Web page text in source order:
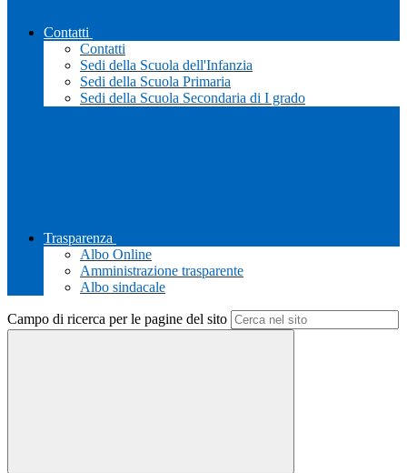
Contatti
Contatti
Sedi della Scuola dell'Infanzia
Sedi della Scuola Primaria
Sedi della Scuola Secondaria di I grado
Trasparenza
Albo Online
Amministrazione trasparente
Albo sindacale
Campo di ricerca per le pagine del sito